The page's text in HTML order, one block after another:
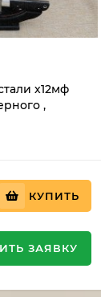
х12мф
,
КУПИТЬ
ЗАЯВКУ